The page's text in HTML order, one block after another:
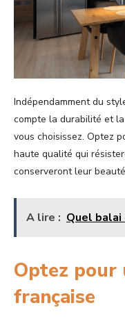
Indépendamment du
compte la durabilité et
vous choisissez. Optez
haute qualité qui
conserveront leur
A lire : Quel
Optez pour
française